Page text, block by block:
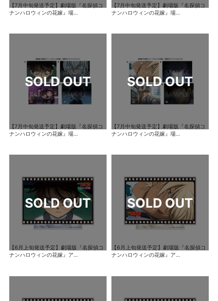
【7月中旬発送予定】劇場版『名探偵コ
ナンハロウィンの花嫁』場...
【7月中旬発送予定】劇場版『名探偵コ
ナンハロウィンの花嫁』場...
【7月中旬発送予定】劇場版『名探偵コ
ナンハロウィンの花嫁』場...
【7月中旬発送予定】劇場版『名探偵コ
ナンハロウィンの花嫁』場...
【6月上旬発送予定】劇場版『名探偵コ
ナンハロウィンの花嫁』ア...
【6月上旬発送予定】劇場版『名探偵コ
ナンハロウィンの花嫁』ア...